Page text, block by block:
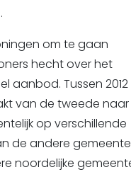
om te gaan
hecht over het
aanbod. Tussen 2012
van de tweede
op verschillende
de andere
noordelijke